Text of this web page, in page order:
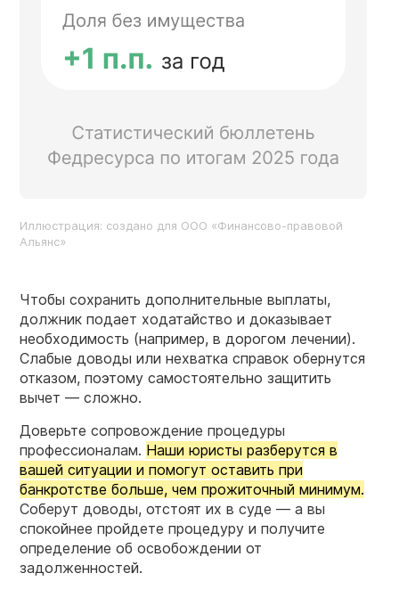
Иллюстрация: создано для ООО «Финансово-правовой
Альянс»
Чтобы сохранить дополнительные выплаты,
должник подает ходатайство и доказывает
необходимость (например, в дорогом лечении).
Слабые доводы или нехватка справок обернутся
отказом, поэтому самостоятельно защитить
вычет — сложно.
Доверьте сопровождение процедуры
профессионалам. Наши юристы разберутся в
вашей ситуации и помогут оставить при
банкротстве больше, чем прожиточный минимум.
Соберут доводы, отстоят их в суде — а вы
спокойнее пройдете процедуру и получите
определение об освобождении от
задолженностей.